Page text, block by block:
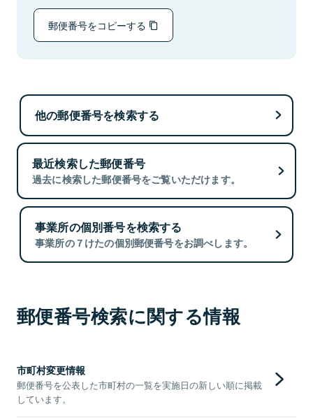
郵便番号をコピーする
他の郵便番号を検索する
最近検索した郵便番号
過去に検索した郵便番号をご覧いただけます。
事業所の個別番号を検索する
事業所の７けたの個別郵便番号をお調べします。
郵便番号検索に関する情報
市町村変更情報
郵便番号を公表した市町村の一覧を実施日の新しい順に掲載
しています。